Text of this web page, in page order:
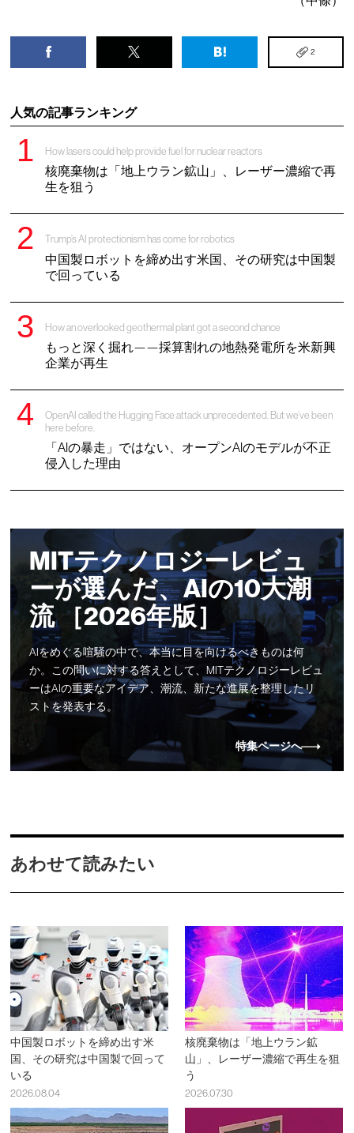
2
人気の記事ランキング
How lasers could help provide fuel for nuclear reactors
核廃棄物は「地上ウラン鉱山」、レーザー濃縮で再
生を狙う
Trump’s AI protectionism has come for robotics
中国製ロボットを締め出す米国、その研究は中国製
で回っている
How an overlooked geothermal plant got a second chance
もっと深く掘れ——採算割れの地熱発電所を米新興
企業が再生
OpenAI called the Hugging Face attack unprecedented. But we’ve been
here before.
「AIの暴走」ではない、オープンAIのモデルが不正
侵入した理由
MITテクノロジーレビュ
ーが選んだ、AIの10大潮
流 ［2026年版］
AIをめぐる喧騒の中で、本当に目を向けるべきものは何
か。この問いに対する答えとして、MITテクノロジーレビュ
ーはAIの重要なアイデア、潮流、新たな進展を整理したリ
ストを発表する。
特集ページへ
あわせて読みたい
中国製ロボットを締め出す米
国、その研究は中国製で回って
いる
2026.08.04
核廃棄物は「地上ウラン鉱
山」、レーザー濃縮で再生を狙
う
2026.07.30